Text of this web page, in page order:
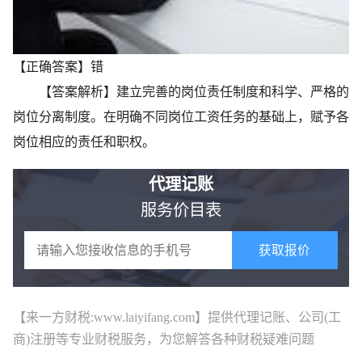
【正确答案】错
【答案解析】建立完善的岗位责任制度和科学、严格的
岗位分离制度。在明确不同岗位工资任务的基础上，赋予各
岗位相应的责任和职权。
代理记账
服务价目表
获取报价
【来一方财税:www.laiyifang.com】提供代理记账、公司(工
商)注册等专业财税服务，为您解答各种财税疑难问题